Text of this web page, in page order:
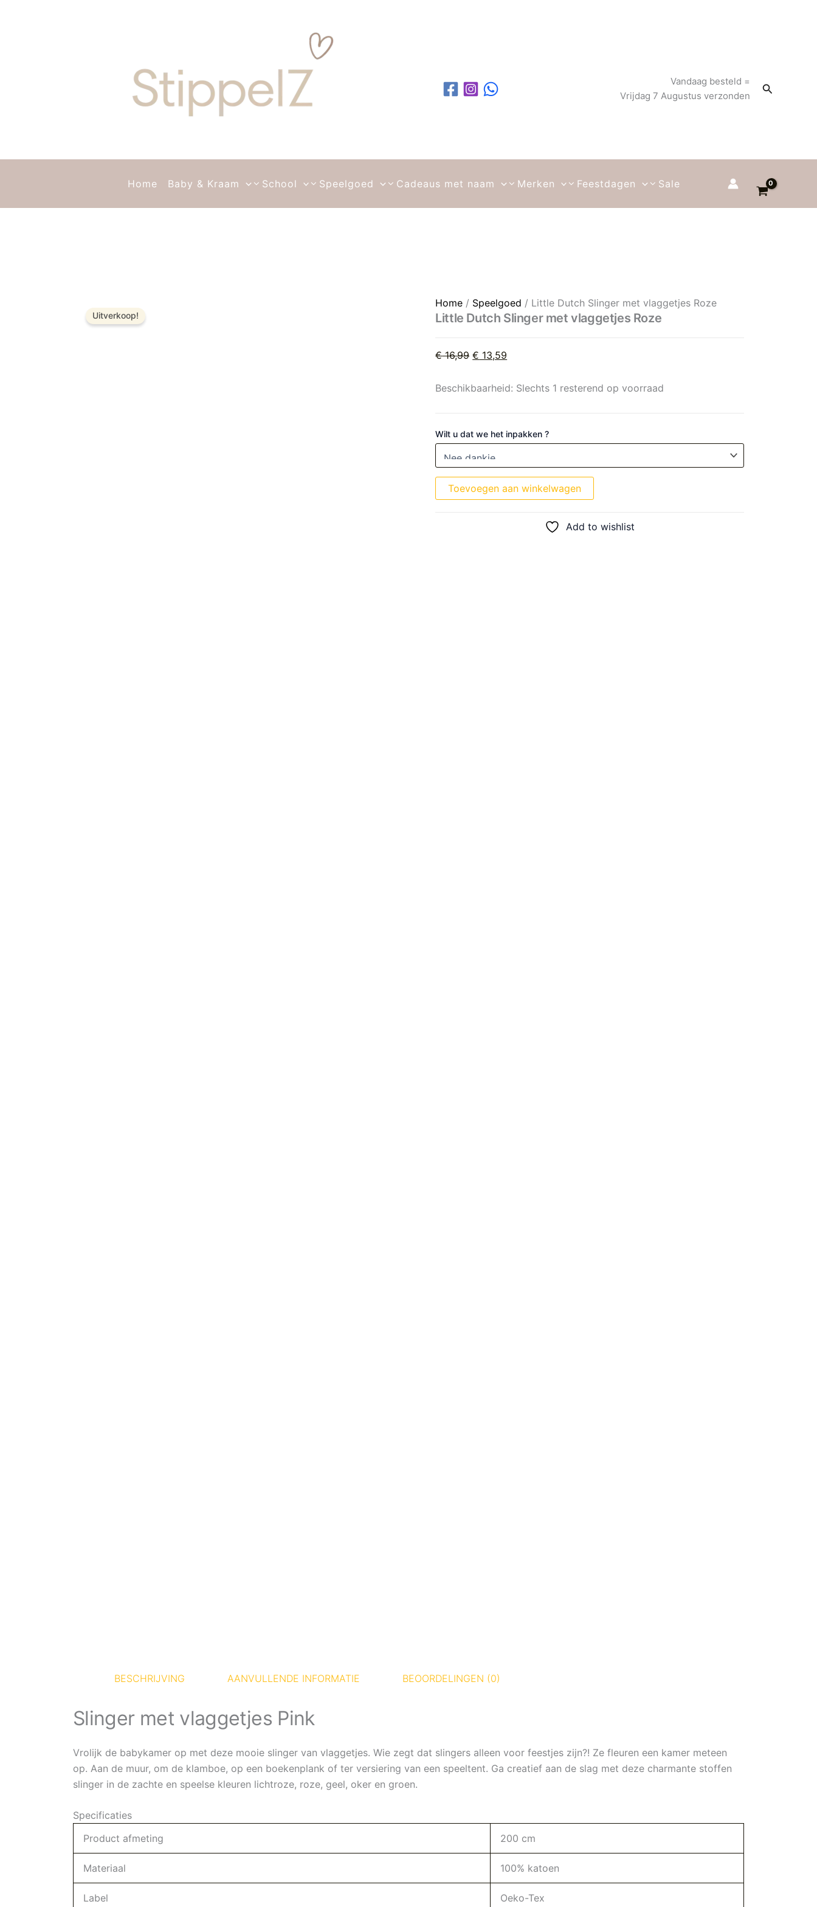
Vandaag besteld =
Vrijdag 7 Augustus verzonden
Zoeken
Home Baby & Kraam School Speelgoed Cadeaus met naam Merken Feestdagen Sale
Uitverkoop!
Home / Speelgoed / Little Dutch Slinger met vlaggetjes Roze
Little Dutch Slinger met vlaggetjes Roze
€16,99
Oorspronkelijke prijs was: € 16,99.
€ 13,59
Huidige prijs is: € 13,59.
Beschikbaarheid: Slechts 1 resterend op voorraad
Wilt u dat we het inpakken ?
Little Dutch Slinger met vlaggetjes Roze aantal
Toevoegen aan winkelwagen
Add to wishlist
BESCHRIJVING AANVULLENDE INFORMATIE BEOORDELINGEN (0)
Slinger met vlaggetjes Pink
Vrolijk de babykamer op met deze mooie slinger van vlaggetjes. Wie zegt dat slingers alleen voor feestjes zijn?! Ze fleuren een kamer meteen
op. Aan de muur, om de klamboe, op een boekenplank of ter versiering van een speeltent. Ga creatief aan de slag met deze charmante stoffen
slinger in de zachte en speelse kleuren lichtroze, roze, geel, oker en groen.
Specificaties
Product afmeting
200 cm
Materiaal 100% katoen
Label Oeko-Tex